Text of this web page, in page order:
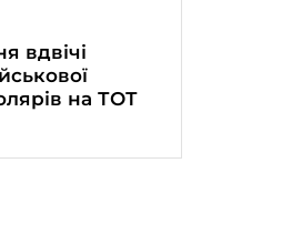
вдвічі
на ТОТ